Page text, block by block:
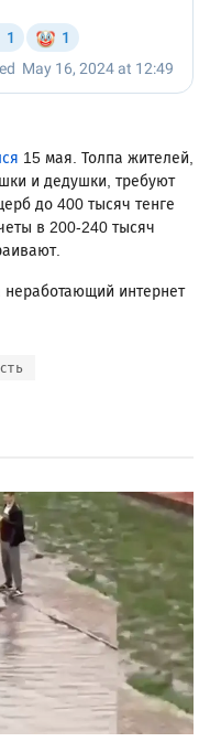
15 мая. Толпа жителей,
и дедушки, требуют
до 400 тысяч тенге
в 200-240 тысяч
неработающий интернет